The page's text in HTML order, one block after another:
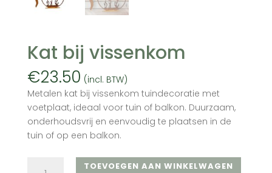
Kat bij vissenkom
€23.50 (incl. BTW)
Metalen kat bij vissenkom tuindecoratie met
voetplaat, ideaal voor tuin of balkon. Duurzaam,
onderhoudsvrij en eenvoudig te plaatsen in de
tuin of op een balkon.
TOEVOEGEN AAN WINKELWAGEN